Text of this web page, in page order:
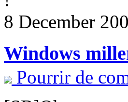
8 December
Windows
Pourrir de